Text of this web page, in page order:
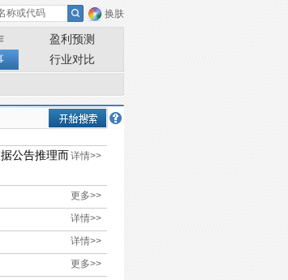
换肤
盈利预测
行业对比
详情>>
公告推理而
更多>>
详情>>
详情>>
更多>>